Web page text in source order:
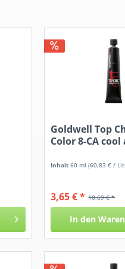
Goldwell Top
Color 8-CA cool
Inhalt60 ml(60,83 € /
10,69 € *
3,65 € *
In den